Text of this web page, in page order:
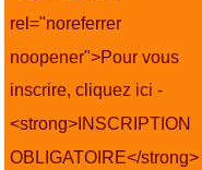
rel="noreferrer
noopener">Pour vous
inscrire, cliquez ici -
<strong>INSCRIPTION
OBLIGATOIRE</strong>